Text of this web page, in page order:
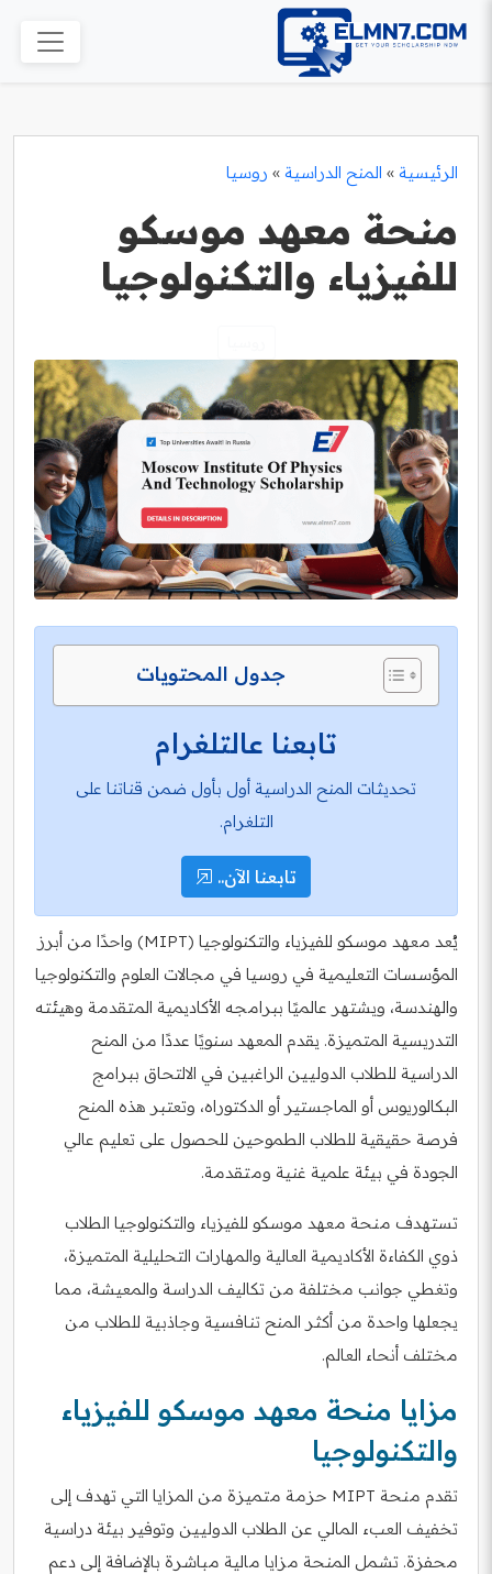
الرئيسية » المنح الدراسية » روسيا
منحة معهد موسكو
للفيزياء والتكنولوجيا
جدول المحتويات
تابعنا عالتلغرام
تحديثات المنح الدراسية أول بأول ضمن قناتنا على
التلغرام.
تابعنا الآن..
يُعد معهد موسكو للفيزياء والتكنولوجيا (MIPT) واحدًا من أبرز
المؤسسات التعليمية في روسيا في مجالات العلوم والتكنولوجيا
والهندسة، ويشتهر عالميًا ببرامجه الأكاديمية المتقدمة وهيئته
التدريسية المتميزة. يقدم المعهد سنويًا عددًا من المنح
الدراسية للطلاب الدوليين الراغبين في الالتحاق ببرامج
البكالوريوس أو الماجستير أو الدكتوراه، وتعتبر هذه المنح
فرصة حقيقية للطلاب الطموحين للحصول على تعليم عالي
الجودة في بيئة علمية غنية ومتقدمة.
تستهدف منحة معهد موسكو للفيزياء والتكنولوجيا الطلاب
ذوي الكفاءة الأكاديمية العالية والمهارات التحليلية المتميزة،
وتغطي جوانب مختلفة من تكاليف الدراسة والمعيشة، مما
يجعلها واحدة من أكثر المنح تنافسية وجاذبية للطلاب من
مختلف أنحاء العالم.
مزايا منحة معهد موسكو للفيزياء
والتكنولوجيا
تقدم منحة MIPT حزمة متميزة من المزايا التي تهدف إلى
تخفيف العبء المالي عن الطلاب الدوليين وتوفير بيئة دراسية
محفزة. تشمل المنحة مزايا مالية مباشرة بالإضافة إلى دعم